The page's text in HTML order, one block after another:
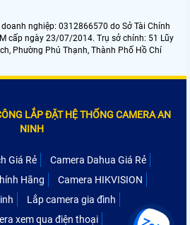
doanh nghiệp: 0312866570 do Sở Tài Chính
cấp ngày 23/07/2014. Trụ sở chính: 51 Lũy
Phường Phú Thạnh, Thành Phố Hồ Chí
LẮP ĐẶT HỆ THỐNG CAMERA AN
NINH
Giá Rẻ
Camera Dahua Giá Rẻ
Hãng
Camera HIKVISION
Lắp camera gia đình
xem qua điện thoại